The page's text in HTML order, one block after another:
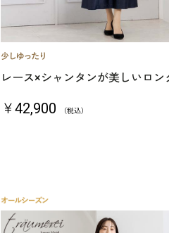
レース×シャンタンが美しいロン
￥42,900 （税込）